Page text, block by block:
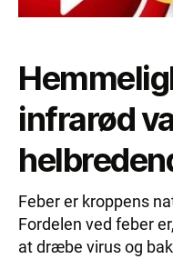
infrarød
Feber er kroppens
Fordelen ved feber
at dræbe virus og